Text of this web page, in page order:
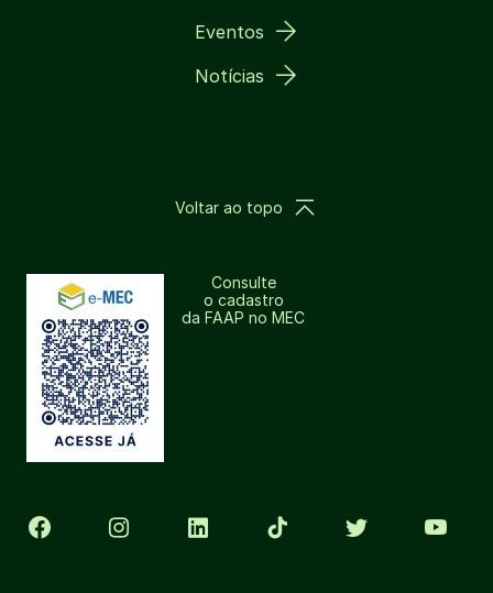
Eventos
Notícias
Consulte
o cadastro
da FAAP no MEC
Voltar ao topo